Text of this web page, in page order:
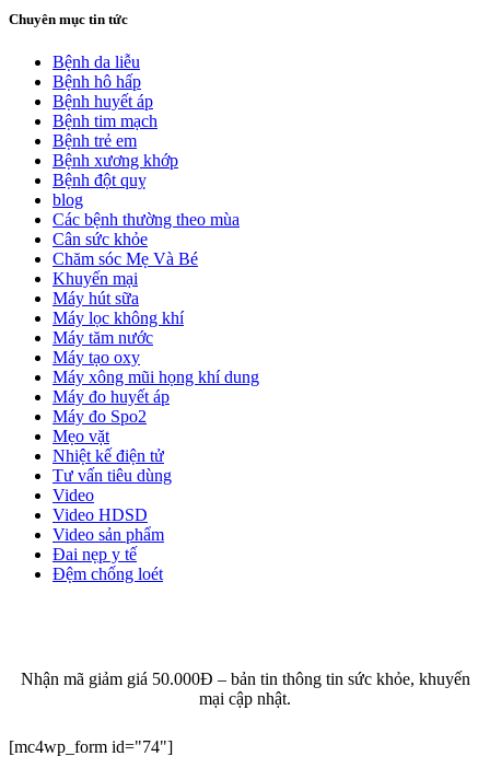
Chuyên mục tin tức
Bệnh da liễu
Bệnh hô hấp
Bệnh huyết áp
Bệnh tim mạch
Bệnh trẻ em
Bệnh xương khớp
Bệnh đột quỵ
blog
Các bệnh thường theo mùa
Cân sức khỏe
Chăm sóc Mẹ Và Bé
Khuyến mại
Máy hút sữa
Máy lọc không khí
Máy tăm nước
Máy tạo oxy
Máy xông mũi họng khí dung
Máy đo huyết áp
Máy đo Spo2
Mẹo vặt
Nhiệt kế điện tử
Tư vấn tiêu dùng
Video
Video HDSD
Video sản phẩm
Đai nẹp y tế
Đệm chống loét
Nhận mã giảm giá 50.000Đ – bản tin thông tin sức khỏe, khuyến
mại cập nhật.
[mc4wp_form id="74"]